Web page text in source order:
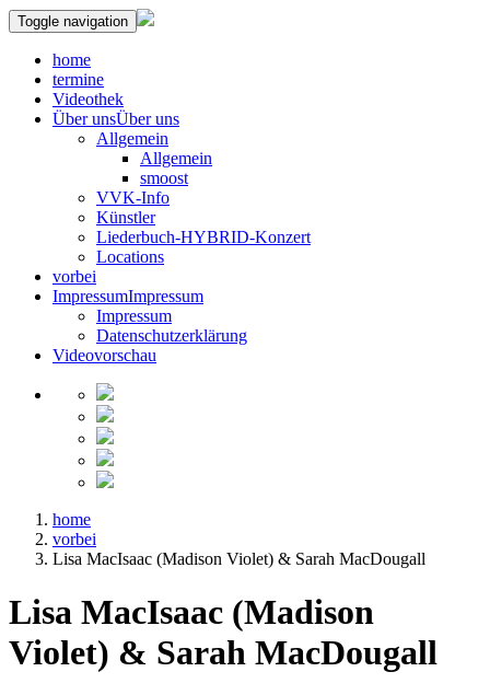
Toggle navigation
home
termine
Videothek
Über unsÜber uns
Allgemein
Allgemein
smoost
VVK-Info
Künstler
Liederbuch-HYBRID-Konzert
Locations
vorbei
ImpressumImpressum
Impressum
Datenschutzerklärung
Videovorschau
home
vorbei
Lisa MacIsaac (Madison Violet) & Sarah MacDougall
Lisa MacIsaac (Madison
Violet) & Sarah MacDougall